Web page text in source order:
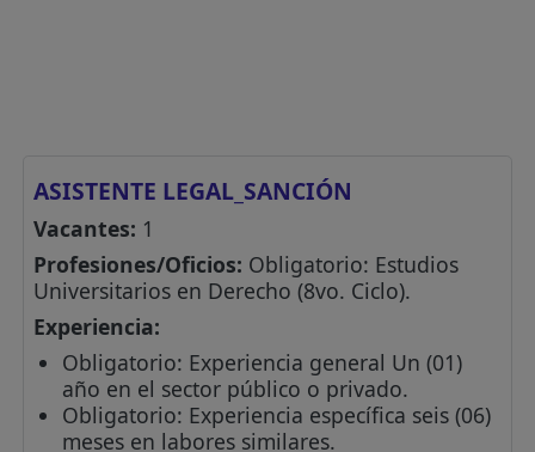
ASISTENTE LEGAL_SANCIÓN
Vacantes: 1
Profesiones/Oficios: Obligatorio: Estudios
Universitarios en Derecho (8vo. Ciclo).
Experiencia:
Obligatorio: Experiencia general Un (01)
año en el sector público o privado.
Obligatorio: Experiencia específica seis (06)
meses en labores similares.